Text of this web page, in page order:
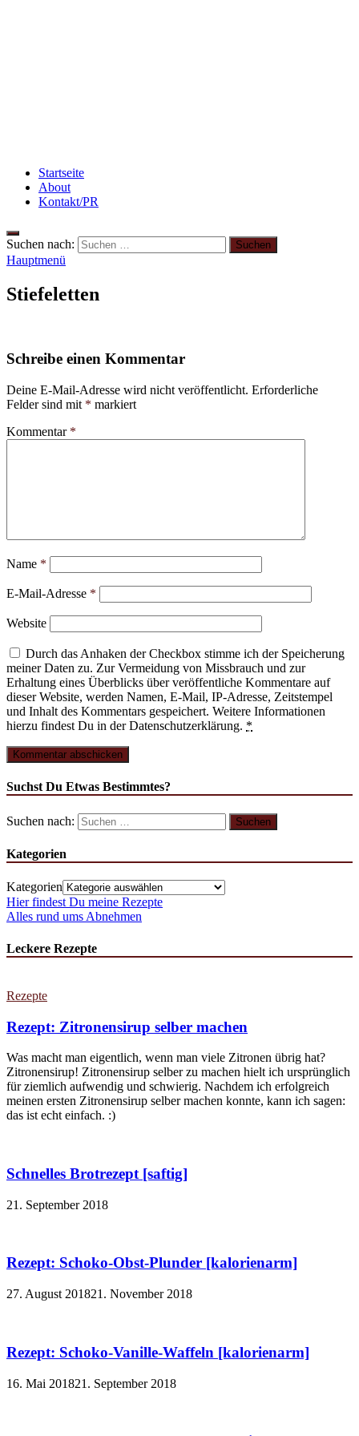
Startseite
About
Kontakt/PR
Suchen nach:
Hauptmenü
Stiefeletten
Schreibe einen Kommentar
Deine E-Mail-Adresse wird nicht veröffentlicht. Erforderliche
Felder sind mit * markiert
Kommentar *
Name *
E-Mail-Adresse *
Website
Durch das Anhaken der Checkbox stimme ich der Speicherung
meiner Daten zu. Zur Vermeidung von Missbrauch und zur
Erhaltung eines Überblicks über veröffentliche Kommentare auf
dieser Website, werden Namen, E-Mail, IP-Adresse, Zeitstempel
und Inhalt des Kommentars gespeichert. Weitere Informationen
hierzu findest Du in der Datenschutzerklärung. *
Suchst Du Etwas Bestimmtes?
Suchen nach:
Kategorien
Kategorien
Hier findest Du meine Rezepte
Alles rund ums Abnehmen
Leckere Rezepte
Rezepte
Rezept: Zitronensirup selber machen
Was macht man eigentlich, wenn man viele Zitronen übrig hat?
Zitronensirup! Zitronensirup selber zu machen hielt ich ursprünglich
für ziemlich aufwendig und schwierig. Nachdem ich erfolgreich
meinen ersten Zitronensirup selber machen konnte, kann ich sagen:
das ist echt einfach. :)
Schnelles Brotrezept [saftig]
21. September 2018
Rezept: Schoko-Obst-Plunder [kalorienarm]
27. August 201821. November 2018
Rezept: Schoko-Vanille-Waffeln [kalorienarm]
16. Mai 201821. September 2018